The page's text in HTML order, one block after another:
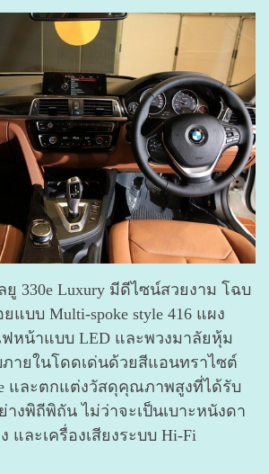
Luxury มีดีไซน์สวยงาม โฉบ
แบบ Multi-spoke style 416 แผง
หน้าแบบ LED และพวงมาลัยหุ้ม
ายในโดดเด่นด้วยสีแอนทราไซต์
และตกแต่งวัสดุคุณภาพสูงที่ได้รับ
งพิถีพิถัน ไม่ว่าจะเป็นเบาะหนังดา
และเครื่องเสียงระบบ Hi-Fi